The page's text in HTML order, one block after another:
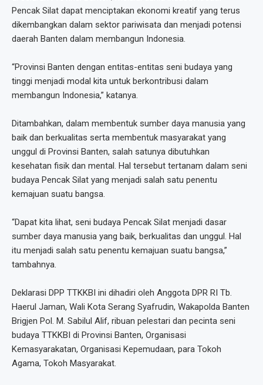
Pencak Silat dapat menciptakan ekonomi kreatif yang terus
dikembangkan dalam sektor pariwisata dan menjadi potensi
daerah Banten dalam membangun Indonesia.
“Provinsi Banten dengan entitas-entitas seni budaya yang
tinggi menjadi modal kita untuk berkontribusi dalam
membangun Indonesia,” katanya.
Ditambahkan, dalam membentuk sumber daya manusia yang
baik dan berkualitas serta membentuk masyarakat yang
unggul di Provinsi Banten, salah satunya dibutuhkan
kesehatan fisik dan mental. Hal tersebut tertanam dalam seni
budaya Pencak Silat yang menjadi salah satu penentu
kemajuan suatu bangsa.
“Dapat kita lihat, seni budaya Pencak Silat menjadi dasar
sumber daya manusia yang baik, berkualitas dan unggul. Hal
itu menjadi salah satu penentu kemajuan suatu bangsa,”
tambahnya.
Deklarasi DPP TTKKBI ini dihadiri oleh Anggota DPR RI Tb.
Haerul Jaman, Wali Kota Serang Syafrudin, Wakapolda Banten
Brigjen Pol. M. Sabilul Alif, ribuan pelestari dan pecinta seni
budaya TTKKBI di Provinsi Banten, Organisasi
Kemasyarakatan, Organisasi Kepemudaan, para Tokoh
Agama, Tokoh Masyarakat.